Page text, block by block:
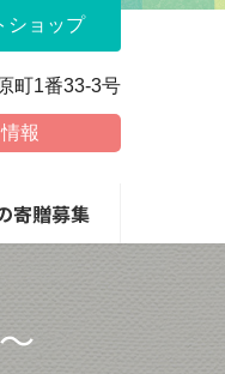
ショップ
町1番33-3号
報
寄贈募集